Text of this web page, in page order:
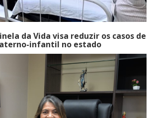
da Vida visa reduzir os casos de
infantil no estado